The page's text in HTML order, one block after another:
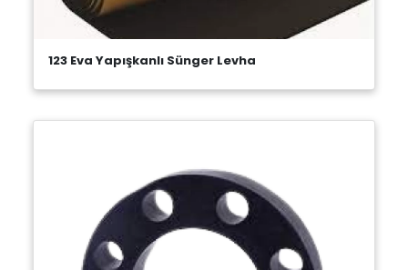
123 Eva Yapışkanlı Sünger Levha